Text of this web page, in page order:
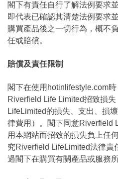
閣下有責任自行了解法例要求
即代表已確認其清楚法例要求
購買產品後之一切行為，概不
任或賠償。
賠償及責任限制
閣下在使用hotinlifestyle.com
Riverfield Life Limited招致損
LifeLimited的損失、支出、損
律費用）。閣下同意Riverfield
用本網站而招致的損失負上任
究Riverfield LifeLimited法律責
過閣下在購買有關產品或服務